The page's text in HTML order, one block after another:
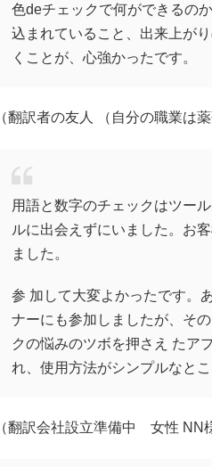
色deチェックで何ができるの
込まれていること、出来上が
くことが、心強かったです。
（翻訳者の友人 （自分の職業は
用語と数字のチェックはツー
ルに出会えずにいました。お
ました。
参 加して大変よかったです。
ナーにも参加しましたが、そ
クの悩みのツボを押さえ たア
れ、使用方法がシンプルなと
（翻訳会社設立準備中 女性 NN